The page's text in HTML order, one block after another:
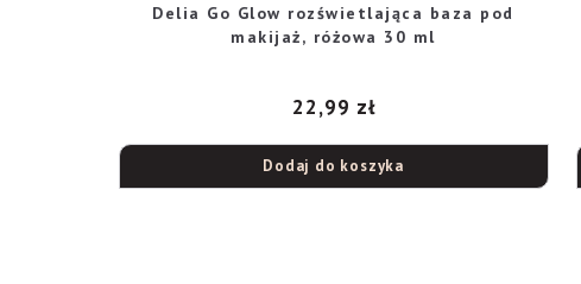
Delia Go Glow rozświetlająca baza pod
makijaż, różowa 30 ml
22,99 zł
Dodaj do koszyka